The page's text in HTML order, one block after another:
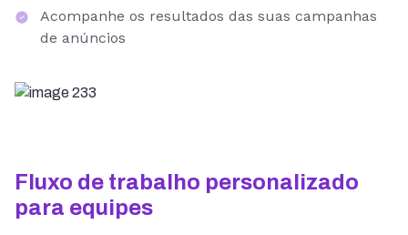
Acompanhe os resultados das suas campanhas
de anúncios
Fluxo de trabalho personalizado
para equipes